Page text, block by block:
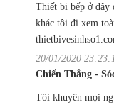
Thiết bị bếp ở đây
khác tôi đi xem
20/01/2020
Chiến Thắng -
Tôi khuyên mọi